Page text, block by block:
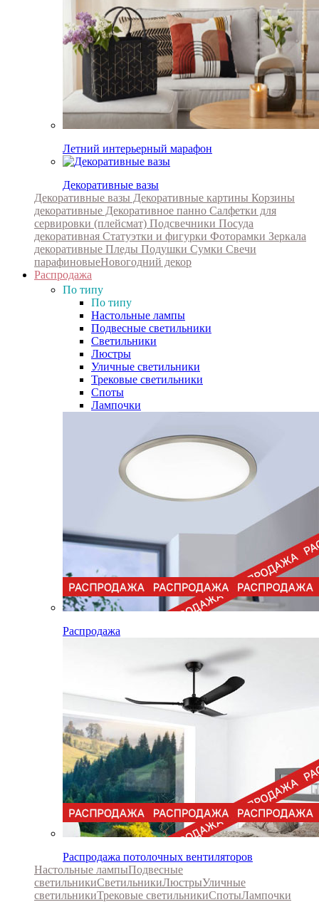
Летний интерьерный марафон
Декоративные вазы
Декоративные вазы Декоративные картины Корзины
декоративные Декоративное панно Салфетки для
сервировки (плейсмат) Подсвечники Посуда
декоративная Статуэтки и фигурки Фоторамки Зеркала
декоративные Пледы Подушки Сумки Свечи
парафиновыеНовогодний декор
Распродажа
По типу
По типу
Настольные лампы
Подвесные светильники
Светильники
Люстры
Уличные светильники
Трековые светильники
Споты
Лампочки
Распродажа
Распродажа потолочных вентиляторов
Настольные лампыПодвесные
светильникиСветильникиЛюстрыУличные
светильникиТрековые светильникиСпотыЛампочки